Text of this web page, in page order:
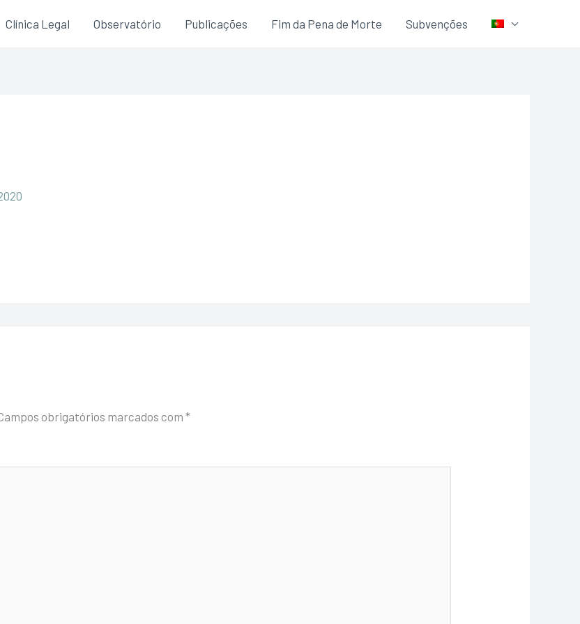
Clínica Legal Observatório Publicações Fim da Pena de Morte Subvenções
obrigatórios marcados com*